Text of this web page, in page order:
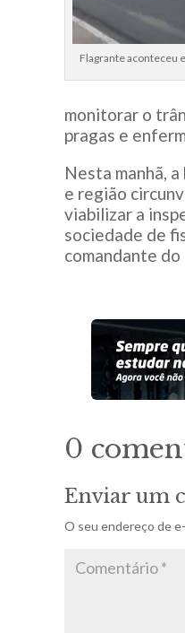
Flagrante aconteceu
monitorar o
pragas e
Nesta manhã,
e região
viabilizar a
sociedade de
comandante
0
Enviar um
O seu endereço de